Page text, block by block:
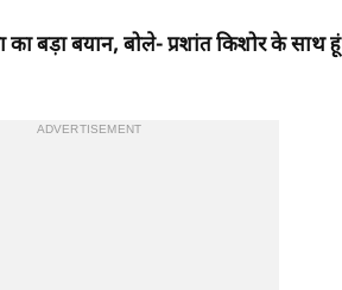
का बड़ा बयान, बोले- प्रशांत किशोर के साथ हूं
ADVERTISEMENT